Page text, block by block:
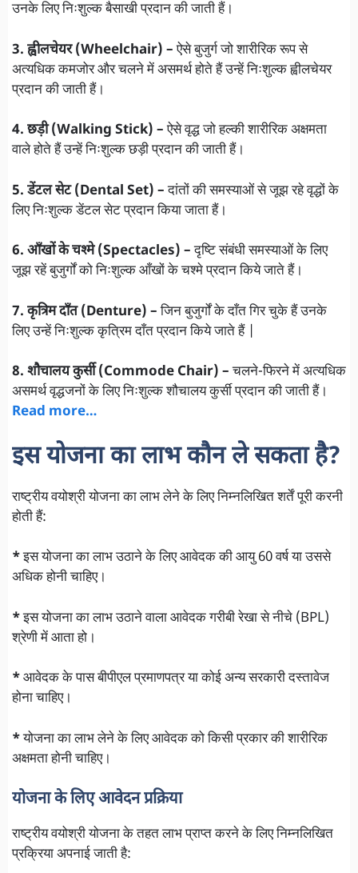
उनके लिए निःशुल्क बैसाखी प्रदान की जाती हैं।
3. ह्वीलचेयर (Wheelchair) –ऐसे बुजुर्ग जो शारीरिक रूप से
अत्यधिक कमजोर और चलने में असमर्थ होते हैं उन्हें निःशुल्क ह्वीलचेयर
प्रदान की जाती हैं।
4. छड़ी (Walking Stick) –ऐसे वृद्ध जो हल्की शारीरिक अक्षमता
वाले होते हैं उन्हें निःशुल्क छड़ी प्रदान की जाती हैं।
5. डेंटल सेट (Dental Set) –दांतों की समस्याओं से जूझ रहे वृद्धों के
लिए निःशुल्क डेंटल सेट प्रदान किया जाता हैं।
6. आँखों के चश्मे (Spectacles) –दृष्टि संबंधी समस्याओं के लिए
जूझ रहें बुजुर्गों को निःशुल्क आँखों के चश्मे प्रदान किये जाते हैं।
7. कृत्रिम दाँत (Denture) –जिन बुजुर्गों के दाँत गिर चुके हैं उनके
लिए उन्हें निःशुल्क कृत्रिम दाँत प्रदान किये जाते हैं |
8. शौचालय कुर्सी (Commode Chair) –चलने-फिरने में अत्यधिक
असमर्थ वृद्धजनों के लिए निःशुल्क शौचालय कुर्सी प्रदान की जाती हैं।
Read more…
इस योजना का लाभ कौन ले सकता है?
राष्ट्रीय वयोश्री योजना का लाभ लेने के लिए निम्नलिखित शर्तें पूरी करनी
होती हैं:
*इस योजना का लाभ उठाने के लिए आवेदक की आयु 60 वर्ष या उससे
अधिक होनी चाहिए।
*इस योजना का लाभ उठाने वाला आवेदक गरीबी रेखा से नीचे (BPL)
श्रेणी में आता हो।
*आवेदक के पास बीपीएल प्रमाणपत्र या कोई अन्य सरकारी दस्तावेज
होना चाहिए।
*योजना का लाभ लेने के लिए आवेदक को किसी प्रकार की शारीरिक
अक्षमता होनी चाहिए।
योजना के लिए आवेदन प्रक्रिया
राष्ट्रीय वयोश्री योजना के तहत लाभ प्राप्त करने के लिए निम्नलिखित
प्रक्रिया अपनाई जाती है: